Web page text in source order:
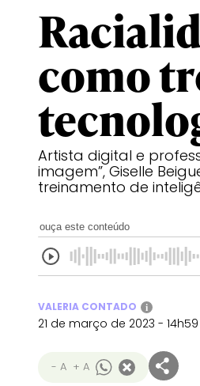
como
Artista digital e
imagem”, Giselle
treinamento de
ouça este conteúdo
VALERIA CONTADO i
21 de março de 2023 - 14h59
- A + A